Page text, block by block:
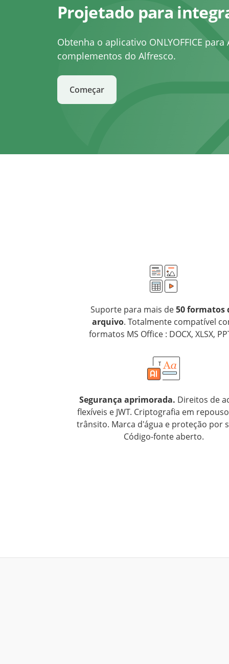
Projetado para
Obtenha o aplicativo ONLYOFFICE
complementos do Alfresco.
Começar
Suporte para mais de50 formatos
arquivo. Totalmente compatível
formatos MS Office : DOCX, XLSX,
Segurança aprimorada. Direitos de
flexíveis e JWT. Criptografia em
trânsito. Marca d'água e proteção por
Código-fonte aberto.